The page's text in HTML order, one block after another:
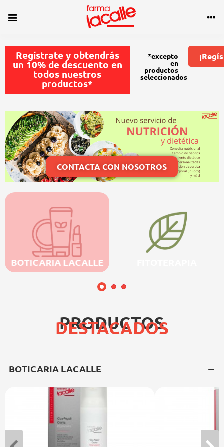
Regístrate y obtendrás
un 10% de descuento en
todos nuestros
productos*
*excepto
en
productos
seleccionados
CONTACTA CON NOSOTROS
BOTICARIA LACALLE
PRODUCTOS
DESTACADOS
BOTICARIA LACALLE